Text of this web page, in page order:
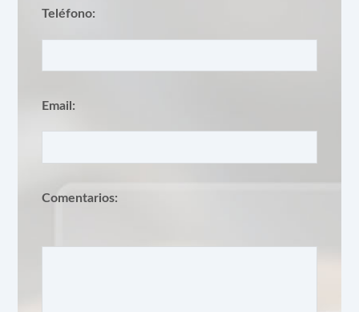
Teléfono:
Email:
Comentarios: